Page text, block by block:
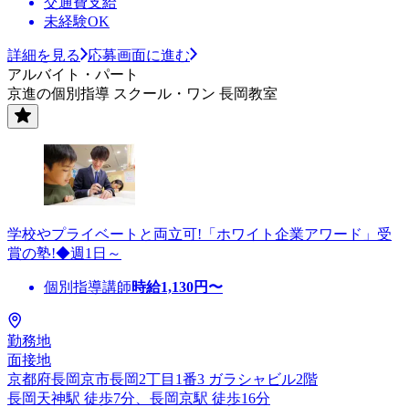
未経験OK
詳細を見る
応募画面に進む
アルバイト・パート
京進の個別指導 スクール・ワン 長岡教室
学校やプライベートと両立可!「ホワイト企業アワード」受
賞の塾!◆週1日～
個別指導講師時給1,130円〜
勤務地
面接地
京都府長岡京市長岡2丁目1番3 ガラシャビル2階
長岡天神駅 徒歩7分、長岡京駅 徒歩16分